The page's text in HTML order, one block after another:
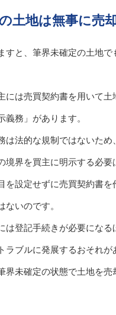
土地は無事に売
すと、筆界未確定の土地で
には売買契約書を用いて土
義務」があります。
は法的な規制ではないため
境界を買主に明示する必要
を設定せずに売買契約書を
ないのです。
は登記手続きが必要になる
ラブルに発展するおそれが
界未確定の状態で土地を売